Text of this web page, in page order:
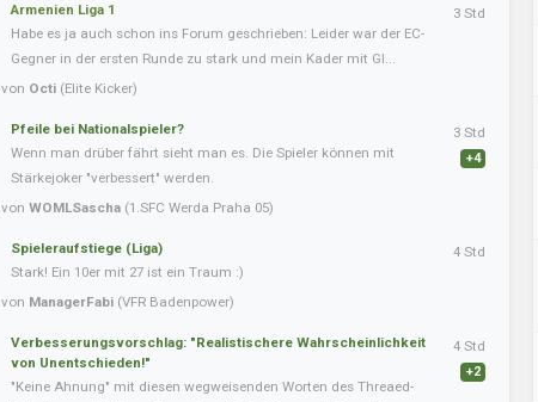
Armenien Liga 1
Habe es ja auch schon ins Forum geschrieben: Leider war der EC-
Gegner in der ersten Runde zu stark und mein Kader mit Gl...
von Octi (Elite Kicker)
3 Std
Pfeile bei Nationalspieler?
Wenn man drüber fährt sieht man es. Die Spieler können mit
Stärkejoker "verbessert" werden.
von WOMLSascha (1.SFC Werda Praha 05)
3 Std
+4
Spieleraufstiege (Liga)
Stark! Ein 10er mit 27 ist ein Traum :)
von ManagerFabi (VFR Badenpower)
4 Std
Verbesserungsvorschlag: "Realistischere Wahrscheinlichkeit
von Unentschieden!"
"Keine Ahnung" mit diesen wegweisenden Worten des Threaed-
4 Std
+2